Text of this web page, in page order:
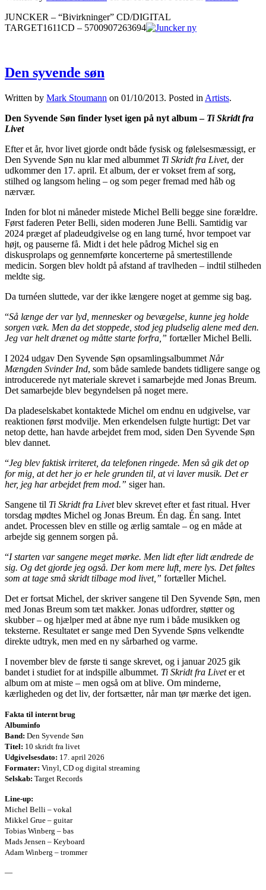
JUNCKER – “Bivirkninger” CD/DIGITAL
TARGET1611CD – 5700907263694
Den syvende søn
Written by Mark Stoumann on 01/10/2013. Posted in Artists.
Den Syvende Søn finder lyset igen på nyt album – Ti Skridt fra
Livet
Efter et år, hvor livet gjorde ondt både fysisk og følelsesmæssigt, er
Den Syvende Søn nu klar med albummet Ti Skridt fra Livet, der
udkommer den 17. april. Et album, der er vokset frem af sorg,
stilhed og langsom heling – og som peger fremad med håb og
nærvær.
Inden for blot ni måneder mistede Michel Belli begge sine forældre.
Først faderen Peter Belli, siden moderen June Belli. Samtidig var
2024 præget af pladeudgivelse og en lang turné, hvor tempoet var
højt, og pauserne få. Midt i det hele pådrog Michel sig en
diskusprolaps og gennemførte koncerterne på smertestillende
medicin. Sorgen blev holdt på afstand af travlheden – indtil stilheden
meldte sig.
Da turnéen sluttede, var der ikke længere noget at gemme sig bag.
“Så længe der var lyd, mennesker og bevægelse, kunne jeg holde
sorgen væk. Men da det stoppede, stod jeg pludselig alene med den.
Jeg var helt drænet og måtte starte forfra,” fortæller Michel Belli.
I 2024 udgav Den Syvende Søn opsamlingsalbummet Når
Mængden Svinder Ind, som både samlede bandets tidligere sange og
introducerede nyt materiale skrevet i samarbejde med Jonas Breum.
Det samarbejde blev begyndelsen på noget mere.
Da pladeselskabet kontaktede Michel om endnu en udgivelse, var
reaktionen først modvilje. Men erkendelsen fulgte hurtigt: Det var
netop dette, han havde arbejdet frem mod, siden Den Syvende Søn
blev dannet.
“Jeg blev faktisk irriteret, da telefonen ringede. Men så gik det op
for mig, at det her jo er hele grunden til, at vi laver musik. Det er
her, jeg har arbejdet frem mod.” siger han.
Sangene til Ti Skridt fra Livetblev skrevet efter et fast ritual. Hver
torsdag mødtes Michel og Jonas Breum. Én dag. Én sang. Intet
andet. Processen blev en stille og ærlig samtale – og en måde at
arbejde sig gennem sorgen på.
“I starten var sangene meget mørke. Men lidt efter lidt ændrede de
sig. Og det gjorde jeg også. Der kom mere luft, mere lys. Det føltes
som at tage små skridt tilbage mod livet,” fortæller Michel.
Det er fortsat Michel, der skriver sangene til Den Syvende Søn, men
med Jonas Breum som tæt makker. Jonas udfordrer, støtter og
skubber – og hjælper med at åbne nye rum i både musikken og
teksterne. Resultatet er sange med Den Syvende Søns velkendte
direkte udtryk, men med en ny sårbarhed og varme.
I november blev de første ti sange skrevet, og i januar 2025 gik
bandet i studiet for at indspille albummet. Ti Skridt fra Liveter et
album om at miste – men også om at blive. Om minderne,
kærligheden og det liv, der fortsætter, når man tør mærke det igen.
Fakta til internt brug
Albuminfo
Band: Den Syvende Søn
Titel: 10 skridt fra livet
Udgivelsesdato: 17. april 2026
Formater: Vinyl, CD og digital streaming
Selskab: Target Records
Line-up:
Michel Belli – vokal
Mikkel Grue – guitar
Tobias Winberg – bas
Mads Jensen – Keyboard
Adam Winberg – trommer
—